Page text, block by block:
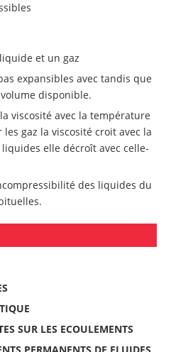
et un gaz
expansibles avec tandis que
disponible.
viscosité avec la température
les gaz la viscosité croit avec la
elle décroît avec celle-
des liquides du
SUR LES ECOULEMENTS